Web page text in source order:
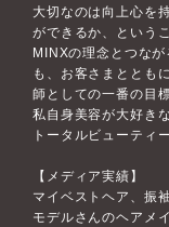
大切なのは向上心を
ができるか、という
MINXの理念とつな
も、お客さまととも
師としての一番の目標
私自身美容が大好き
トータルビューティ
【メディア実績】
マイベストヘア、振
モデルさんのヘアメ